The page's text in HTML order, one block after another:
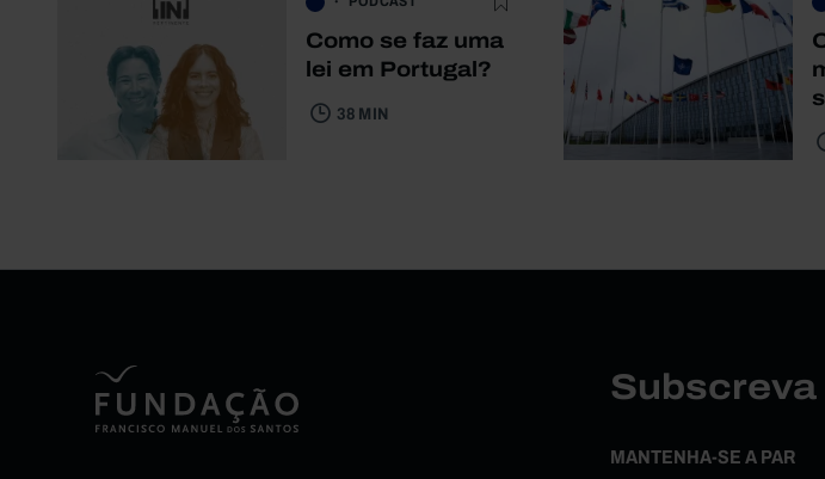
Como se faz uma
lei em Portugal?
38 MIN
MANTENHA-SE A PAR